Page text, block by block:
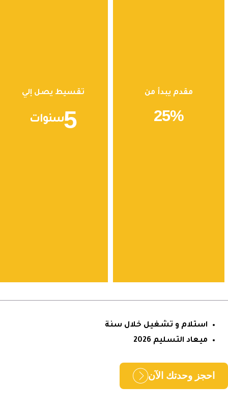
مقدم يبدأ من
25
تقسيط يصل إلي
سنوات
استلام و تشغيل خلال سنة
ميعاد التسليم 2026
وحدتك الآن